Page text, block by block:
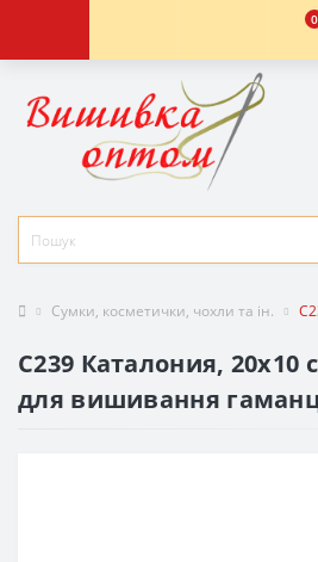
0
Сумки, косметички, чохли та ін.
C239 Каталония, 20x10
для вишивання